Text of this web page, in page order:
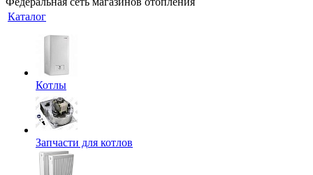
Каталог
Котлы
Запчасти для котлов